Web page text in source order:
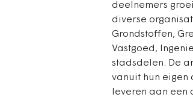
deelnemers
diverse
Grondstoffen,
Vastgoed,
stadsdelen. De
vanuit hun
leveren aan een